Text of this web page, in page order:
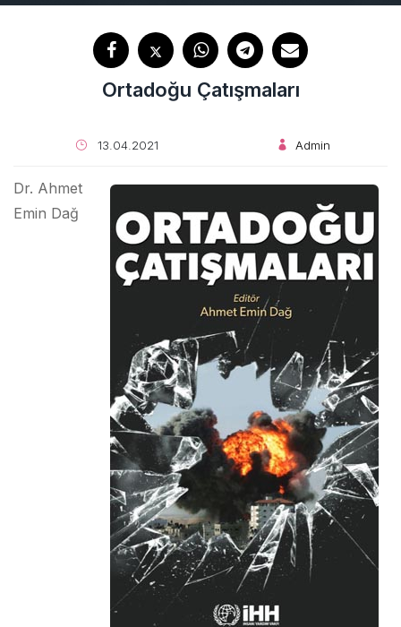
Ortadoğu Çatışmaları
13.04.2021 Admin
Dr. Ahmet
Emin Dağ